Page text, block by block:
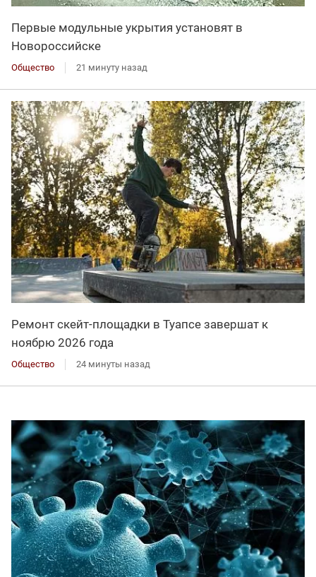
Первые модульные укрытия установят в
Новороссийске
Общество 21 минуту назад
Ремонт скейт-площадки в Туапсе завершат к
ноябрю 2026 года
Общество 24 минуты назад